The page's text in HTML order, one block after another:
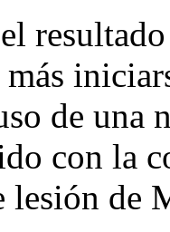
más
de una
con la
lesión de